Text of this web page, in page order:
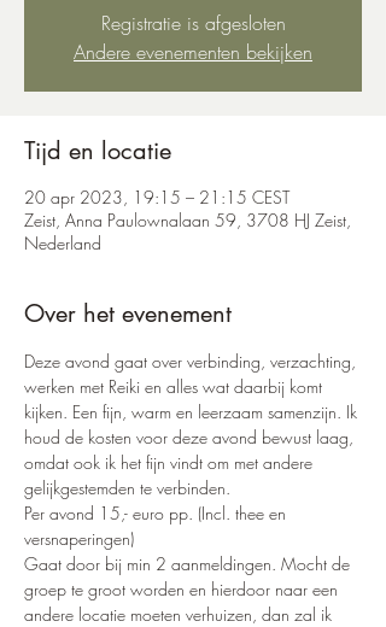
Registratie is afgesloten
Andere evenementen bekijken
Tijd en locatie
20 apr 2023, 19:15 – 21:15 CEST
Zeist, Anna Paulownalaan 59, 3708 HJ Zeist,
Nederland
Over het evenement
Deze avond gaat over verbinding, verzachting,
werken met Reiki en alles wat daarbij komt
kijken. Een fijn, warm en leerzaam samenzijn. Ik
houd de kosten voor deze avond bewust laag,
omdat ook ik het fijn vindt om met andere
gelijkgestemden te verbinden.
Per avond 15,- euro pp. (Incl. thee en
versnaperingen)
Gaat door bij min 2 aanmeldingen. Mocht de
groep te groot worden en hierdoor naar een
andere locatie moeten verhuizen, dan zal ik